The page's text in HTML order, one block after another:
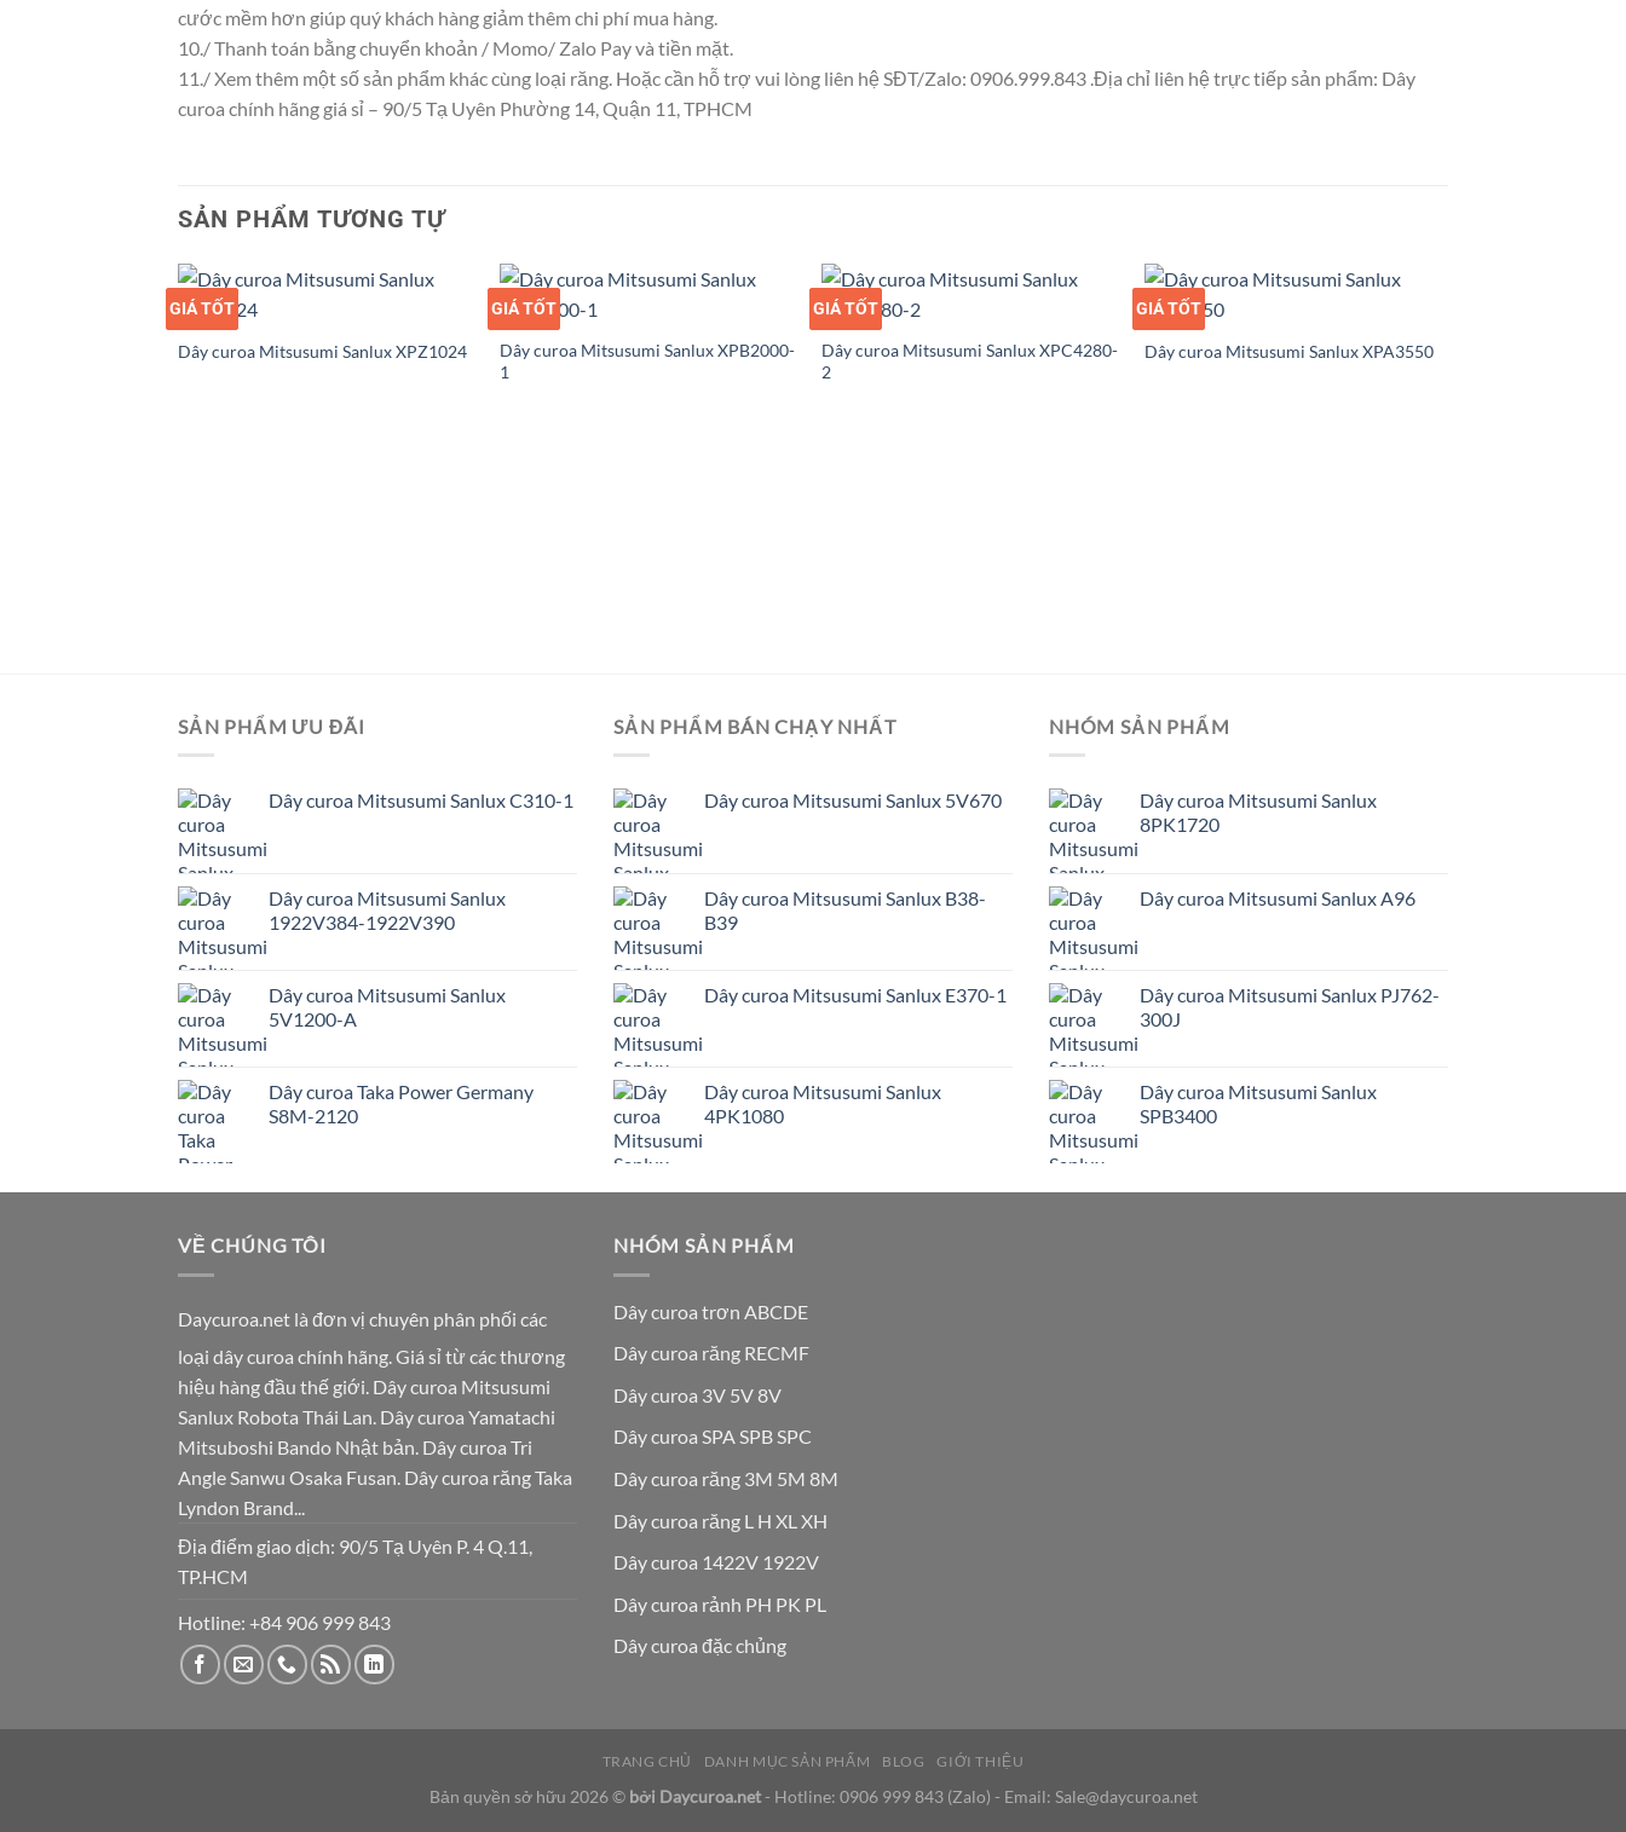
cước mềm hơn giúp quý khách hàng giảm thêm chi phí mua hàng.
10./ Thanh toán bằng chuyển khoản / Momo/ Zalo Pay và tiền mặt.
11./ Xem thêm một số sản phẩm khác cùng loại răng. Hoặc cần hỗ trợ vui lòng liên hệ SĐT/Zalo: 0906.999.843 .Địa chỉ liên hệ trực tiếp sản phẩm: Dây
curoa chính hãng giá sỉ – 90/5 Tạ Uyên Phường 14, Quận 11, TPHCM
SẢN PHẨM TƯƠNG TỰ
GIÁ SỈ
GIÁ TỐT
Dây curoa Mitsusumi Sanlux XPZ1024
GIÁ SỈ
GIÁ TỐT
Dây curoa Mitsusumi Sanlux XPB2000-
1
GIÁ SỈ
GIÁ TỐT
Dây curoa Mitsusumi Sanlux XPC4280-
2
GIÁ SỈ
GIÁ TỐT
Dây curoa Mitsusumi Sanlux XPA3550
SẢN PHẨM ƯU ĐÃI
Dây curoa Mitsusumi Sanlux C310-1
Dây curoa Mitsusumi Sanlux
1922V384-1922V390
Dây curoa Mitsusumi Sanlux
5V1200-A
Dây curoa Taka Power Germany
S8M-2120
SẢN PHẨM BÁN CHẠY NHẤT
Dây curoa Mitsusumi Sanlux 5V670
Dây curoa Mitsusumi Sanlux B38-
B39
Dây curoa Mitsusumi Sanlux E370-1
Dây curoa Mitsusumi Sanlux
4PK1080
NHÓM SẢN PHẨM
Dây curoa Mitsusumi Sanlux
8PK1720
Dây curoa Mitsusumi Sanlux A96
Dây curoa Mitsusumi Sanlux PJ762-
300J
Dây curoa Mitsusumi Sanlux
SPB3400
VỀ CHÚNG TÔI
Daycuroa.net là đơn vị chuyên phân phối các
loại dây curoa chính hãng. Giá sỉ từ các thương
hiệu hàng đầu thế giới. Dây curoa Mitsusumi
Sanlux Robota Thái Lan. Dây curoa Yamatachi
Mitsuboshi Bando Nhật bản. Dây curoa Tri
Angle Sanwu Osaka Fusan. Dây curoa răng Taka
Lyndon Brand...
Địa điểm giao dịch: 90/5 Tạ Uyên P. 4 Q.11,
TP.HCM
Hotline: +84 906 999 843
NHÓM SẢN PHẨM
Dây curoa trơn ABCDE
Dây curoa răng RECMF
Dây curoa 3V 5V 8V
Dây curoa SPA SPB SPC
Dây curoa răng 3M 5M 8M
Dây curoa răng L H XL XH
Dây curoa 1422V 1922V
Dây curoa rảnh PH PK PL
Dây curoa đặc chủng
TRANG CHỦ DANH MỤC SẢN PHẨM BLOG GIỚI THIỆU
Bản quyền sở hữu 2026 © bởi Daycuroa.net- Hotline: 0906 999 843(Zalo) - Email: Sale@daycuroa.net